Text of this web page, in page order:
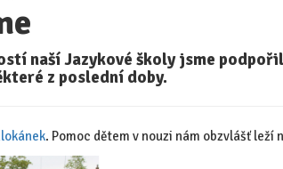
naší Jazykové školy jsme
z poslední doby.
. Pomoc dětem v nouzi nám obzvlášť leží